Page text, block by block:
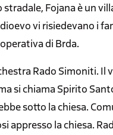
Fojana è un
vi risiedevano i
di Brda.
Rado Simoniti. Il
si chiama Spirito
sotto la chiesa.
appresso la chiesa.